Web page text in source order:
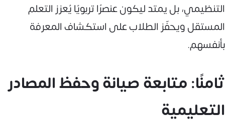
التنظيمي، بل يمتد ليكون عنصرًا تربويًا يُعزز التعلم
المستقل ويحفّز الطلاب على استكشاف المعرفة
بأنفسهم.
ثامنًا: متابعة صيانة وحفظ المصادر
التعليمية